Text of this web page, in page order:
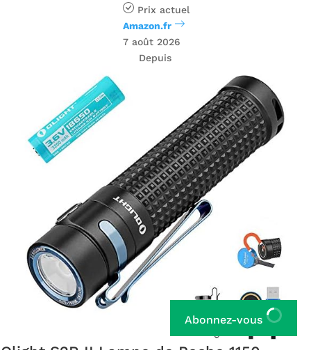
Prix ​​actuel
Amazon.fr
7 août 2026
Depuis
Abonnez-vous